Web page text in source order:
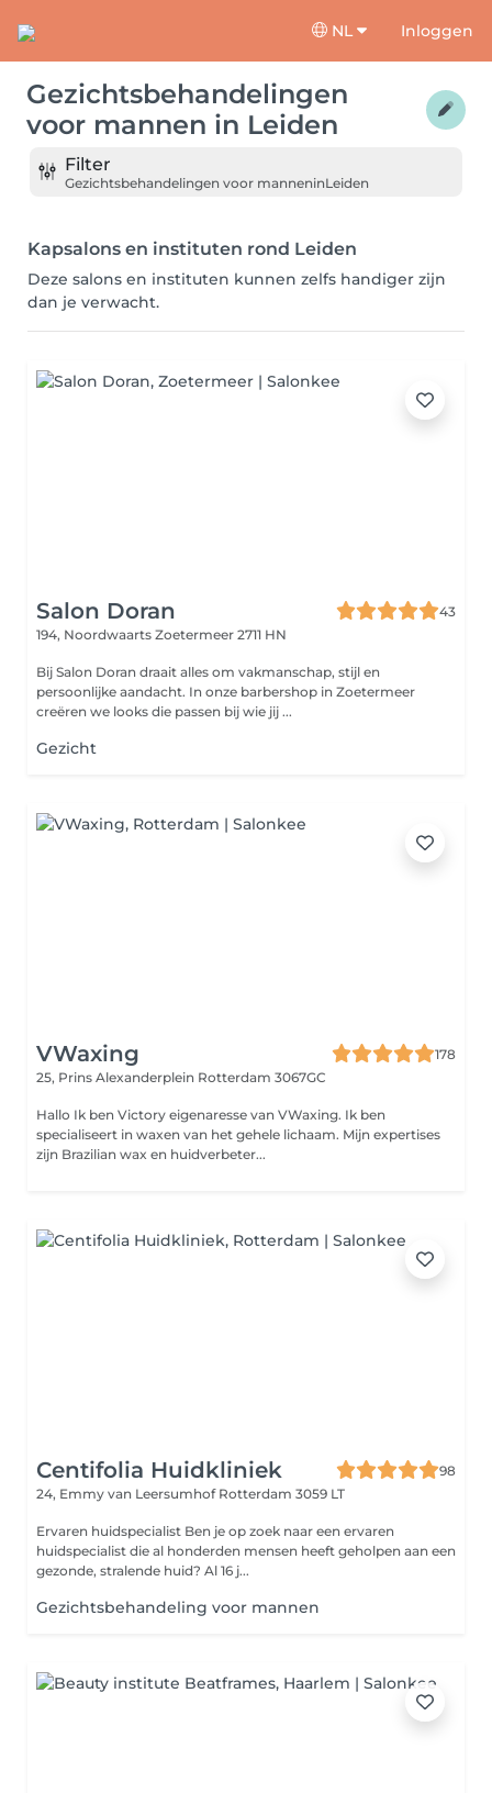
NL Inloggen
Gezichtsbehandelingen
voor mannen in Leiden
Filter
Gezichtsbehandelingen voor manneninLeiden
Kapsalons en instituten rond Leiden
Deze salons en instituten kunnen zelfs handiger zijn
dan je verwacht.
Salon Doran
43
194, Noordwaarts Zoetermeer 2711 HN
Bij Salon Doran draait alles om vakmanschap, stijl en
persoonlijke aandacht. In onze barbershop in Zoetermeer
creëren we looks die passen bij wie jij ...
Gezicht
VWaxing
178
25, Prins Alexanderplein Rotterdam 3067GC
Hallo Ik ben Victory eigenaresse van VWaxing. Ik ben
specialiseert in waxen van het gehele lichaam. Mijn expertises
zijn Brazilian wax en huidverbeter...
Centifolia Huidkliniek
98
24, Emmy van Leersumhof Rotterdam 3059 LT
Ervaren huidspecialist Ben je op zoek naar een ervaren
huidspecialist die al honderden mensen heeft geholpen aan een
gezonde, stralende huid? Al 16 j...
Gezichtsbehandeling voor mannen